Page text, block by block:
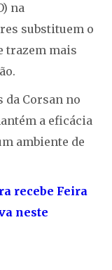
na
substituem o
trazem mais
da Corsan no
a eficácia
ambiente de
recebe Feira
neste